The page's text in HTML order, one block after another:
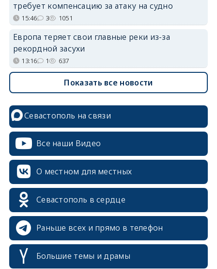
требует компенсацию за атаку на судно
15:46 3 1051
Европа теряет свои главные реки из-за
рекордной засухи
13:16 1 637
Показать все новости
Севастополь на связи
Все наши Видео
О местном для местных
Севастополь в сердце
Раньше всех и прямо в телефон
Большие темы и драмы